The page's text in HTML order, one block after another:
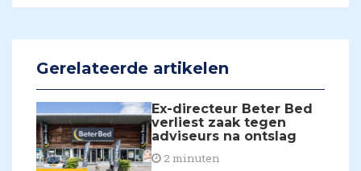
Gerelateerde artikelen
Ex-directeur Beter Bed
verliest zaak tegen
adviseurs na ontslag
2 minuten